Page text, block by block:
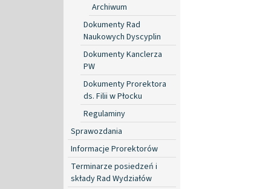
Archiwum
Dokumenty Rad
Naukowych Dyscyplin
Dokumenty Kanclerza
PW
Dokumenty Prorektora
ds. Filii w Płocku
Regulaminy
Sprawozdania
Informacje Prorektorów
Terminarze posiedzeń i
składy Rad Wydziałów